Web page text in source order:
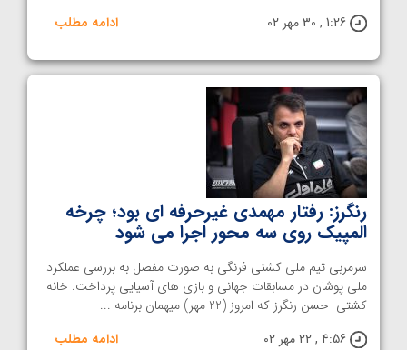
1:26 , 30 مهر 02
ادامه مطلب
رنگرز: رفتار مهمدی غیرحرفه ای بود؛ چرخه
المپیک روی سه محور اجرا می شود
سرمربی تیم ملی کشتی فرنگی به صورت مفصل به بررسی عملکرد
ملی پوشان در مسابقات جهانی و بازی های آسیایی پرداخت. خانه
کشتی- حسن رنگرز که امروز (22 مهر) میهمان برنامه ...
4:56 , 22 مهر 02
ادامه مطلب